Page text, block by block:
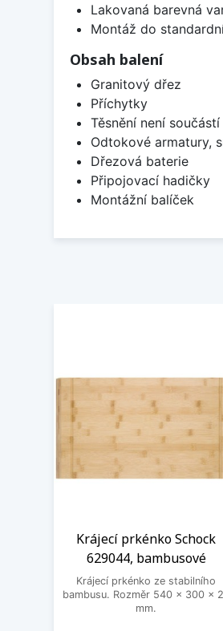
Lakovaná barevná
Montáž do
Obsah balení
Granitový dřez
Příchytky
Těsnění není
Odtokové armatury,
Dřezová baterie
Připojovací hadičky
Montážní balíček
Krájecí prkénko Schock
629044, bambusové
Krájecí prkénko ze stabilního
bambusu. Rozměr 540 x 300 x
mm.